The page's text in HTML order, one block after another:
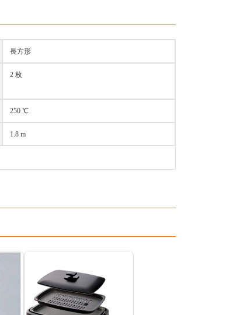
長方形
2 枚
250 ℃
1.8 m